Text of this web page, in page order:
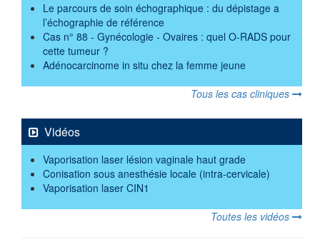
Le parcours de soin échographique : du dépistage a
l’échographie de référence
Cas n° 88 - Gynécologie - Ovaires : quel O-RADS pour
cette tumeur ?
Adénocarcinome in situ chez la femme jeune
Tous les cas cliniques
Vidéos
Vaporisation laser lésion vaginale haut grade
Conisation sous anesthésie locale (intra-cervicale)
Vaporisation laser CIN1
Toutes les vidéos